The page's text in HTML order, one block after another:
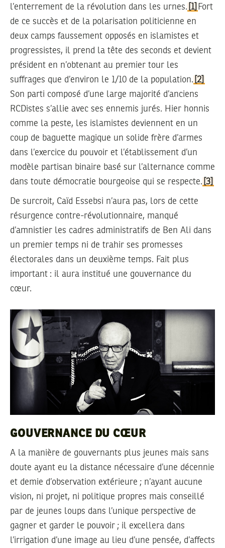
l’enterrement de la révolution dans les urnes. [1] Fort
de ce succès et de la polarisation politicienne en
deux camps faussement opposés en islamistes et
progressistes, il prend la tête des seconds et devient
président en n’obtenant au premier tour les
suffrages que d’environ le 1/10 de la population. [2]
Son parti composé d’une large majorité d’anciens
RCDistes s’allie avec ses ennemis jurés. Hier honnis
comme la peste, les islamistes deviennent en un
coup de baguette magique un solide frère d’armes
dans l’exercice du pouvoir et l’établissement d’un
modèle partisan binaire basé sur l’alternance comme
dans toute démocratie bourgeoise qui se respecte. [3]
De surcroit, Caïd Essebsi n’aura pas, lors de cette
résurgence contre-révolutionnaire, manqué
d’amnistier les cadres administratifs de Ben Ali dans
un premier temps ni de trahir ses promesses
électorales dans un deuxième temps. Fait plus
important : il aura institué une gouvernance du
cœur.
GOUVERNANCE DU CŒUR
A la manière de gouvernants plus jeunes mais sans
doute ayant eu la distance nécessaire d’une décennie
et demie d’observation extérieure ; n’ayant aucune
vision, ni projet, ni politique propres mais conseillé
par de jeunes loups dans l’unique perspective de
gagner et garder le pouvoir ; il excellera dans
l’irrigation d’une image au lieu d’une pensée, d’affects